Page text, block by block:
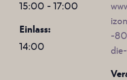
15:00 - 17:00
Einlass:
14:00
-